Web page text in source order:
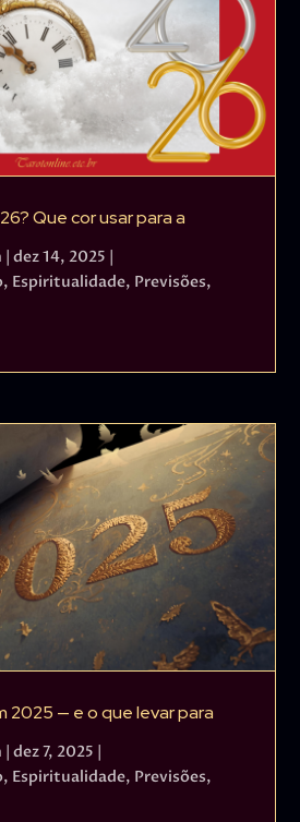
Que cor usar para a
|dez 14, 2025 |
, Espiritualidade, Previsões,
2025 — e o que levar para
|dez 7, 2025
, Espiritualidade, Previsões,